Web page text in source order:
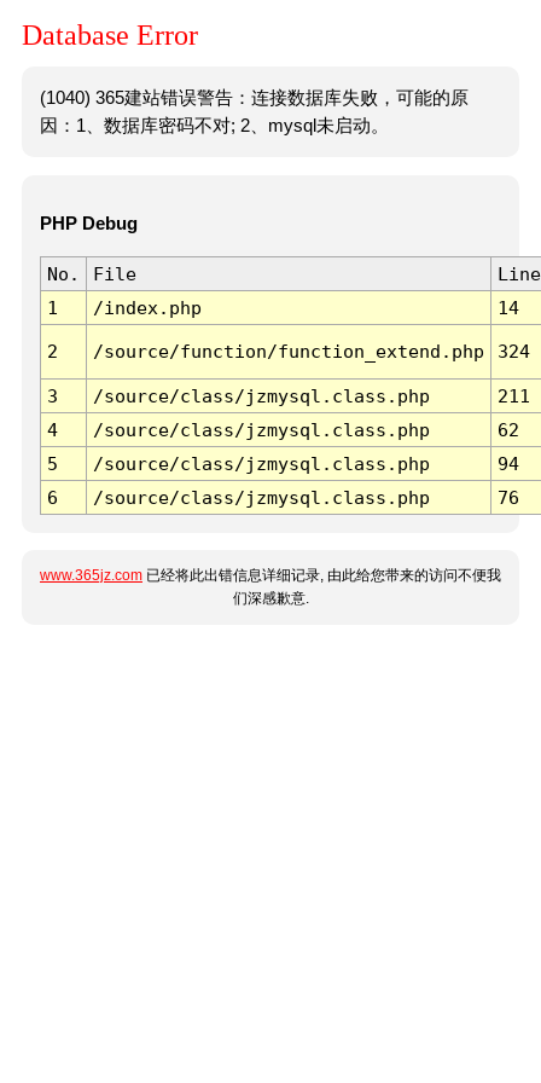
Database Error
(1040) 365建站错误警告：连接数据库失败，可能的原
因：1、数据库密码不对; 2、mysql未启动。
PHP Debug
No. File
Line
1
/index.php 14
2 /source/function/function_extend.php 324
3 /source/class/jzmysql.class.php
211
4
/source/class/jzmysql.class.php
62
5
/source/class/jzmysql.class.php
94
6
/source/class/jzmysql.class.php 76
www.365jz.com 已经将此出错信息详细记录, 由此给您带来的访问不便我
们深感歉意.